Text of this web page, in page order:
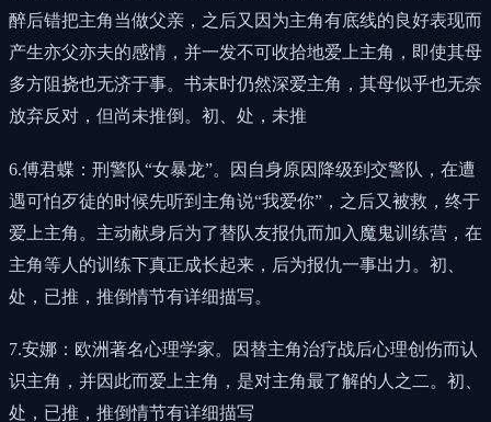
醉后错把主角当做父亲，之后又因为主角有底线的良好表现而
产生亦父亦夫的感情，并一发不可收拾地爱上主角，即使其母
多方阻挠也无济于事。书末时仍然深爱主角，其母似乎也无奈
放弃反对，但尚未推倒。初、处，未推
6.傅君蝶：刑警队“女暴龙”。因自身原因降级到交警队，在遭
遇可怕歹徒的时候先听到主角说“我爱你”，之后又被救，终于
爱上主角。主动献身后为了替队友报仇而加入魔鬼训练营，在
主角等人的训练下真正成长起来，后为报仇一事出力。初、
处，已推，推倒情节有详细描写。
7.安娜：欧洲著名心理学家。因替主角治疗战后心理创伤而认
识主角，并因此而爱上主角，是对主角最了解的人之二。初、
处，已推，推倒情节有详细描写